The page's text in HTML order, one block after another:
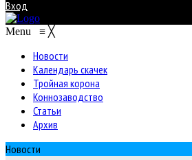
Вход
Menu ≡ ╳
Новости
Календарь скачек
Тройная корона
Коннозаводство
Статьи
Архив
Новости